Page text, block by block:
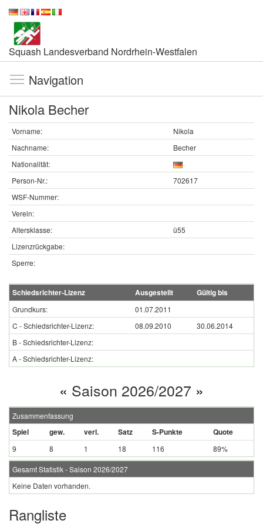
Squash Landesverband Nordrhein-Westfalen
Navigation
Nikola Becher
Vorname:
Nikola
Nachname:
Becher
Nationalität:
Person-Nr.:
702617
WSF-Nummer:
Verein:
Altersklasse:
ü55
Lizenzrückgabe:
Sperre:
Schiedsrichter-Lizenz Ausgestellt Gültig bis
Grundkurs:
01.07.2011
C - Schiedsrichter-Lizenz:
08.09.2010
30.06.2014
B - Schiedsrichter-Lizenz:
A - Schiedsrichter-Lizenz:
« Saison 2026/2027 »
Zusammenfassung
Spiel gew. verl. Satz S-Punkte Quote
9 8 1 18 116 89%
Gesamt Statistik - Saison 2026/2027
Keine Daten vorhanden.
Rangliste